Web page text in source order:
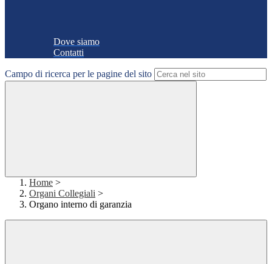
Dove siamo
Contatti
Campo di ricerca per le pagine del sito
Home >
Organi Collegiali >
Organo interno di garanzia